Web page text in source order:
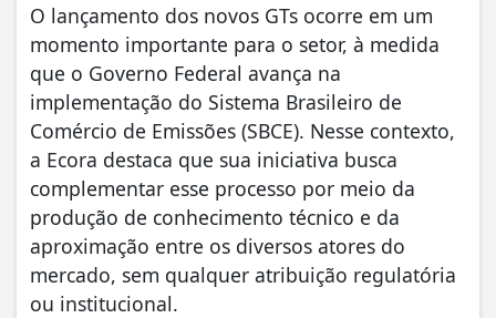
O lançamento dos novos GTs ocorre em um
momento importante para o setor, à medida
que o Governo Federal avança na
implementação do Sistema Brasileiro de
Comércio de Emissões (SBCE). Nesse contexto,
a Ecora destaca que sua iniciativa busca
complementar esse processo por meio da
produção de conhecimento técnico e da
aproximação entre os diversos atores do
mercado, sem qualquer atribuição regulatória
ou institucional.